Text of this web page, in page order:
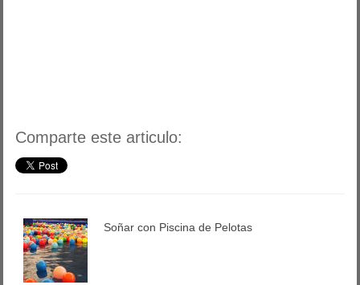
Comparte este articulo:
Soñar con Piscina de Pelotas